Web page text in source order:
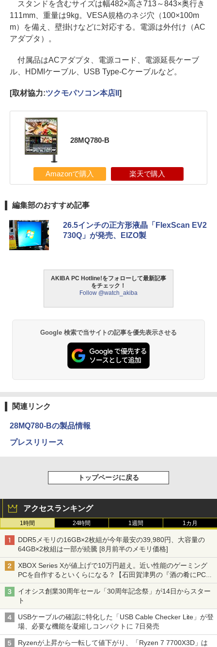
スタンドを含むサイズは幅482×高さ713～843×奥行き
111mm、重量は9kg。VESA規格のネジ穴（100×100m
m）を備え、壁掛けなどに対応する。電源は外付け（AC
アダプタ）。
付属品はACアダプタ、電源コード、電源延長ケーブ
ル、HDMIケーブル、USB Type-Cケーブルなど。
[取材協力:ツクモパソコン本店II ]
28MQ780-B
Amazonで購入 楽天で購入
編集部のおすすめ記事
26.5インチの正方形液晶「FlexScan EV2
730Q」が発売、EIZO製
AKIBA PC Hotline!をフォローして最新記事
をチェック！
Follow @watch_akiba
Google 検索で当サイトの記事を優先表示させる
関連リンク
28MQ780-Bの製品情報
プレスリリース
トップページに戻る
アクセスランキング
1時間 24時間 1週間 1カ月
DDR5メモリの16GB×2枚組が今年最安の39,980円、大容量の
64GB×2枚組は一部が続騰 [8月前半のメモリ価格]
XBOX Series Xが値上げで10万円超え。近い性能のゲーミング
PCを自作するといくらになる？【石田賀津男の『酒の肴にPCゲ
ーム』】
イオシス創業30周年セール「30周年記念祭」が14日からスター
ト
USBケーブルの確認に特化した「USB Cable Checker Lite」が登
場、必要な機能を凝縮しコンパクトに 7日発売
Ryzenが上昇から一転して値下がり、「Ryzen 7 7700X3D」は